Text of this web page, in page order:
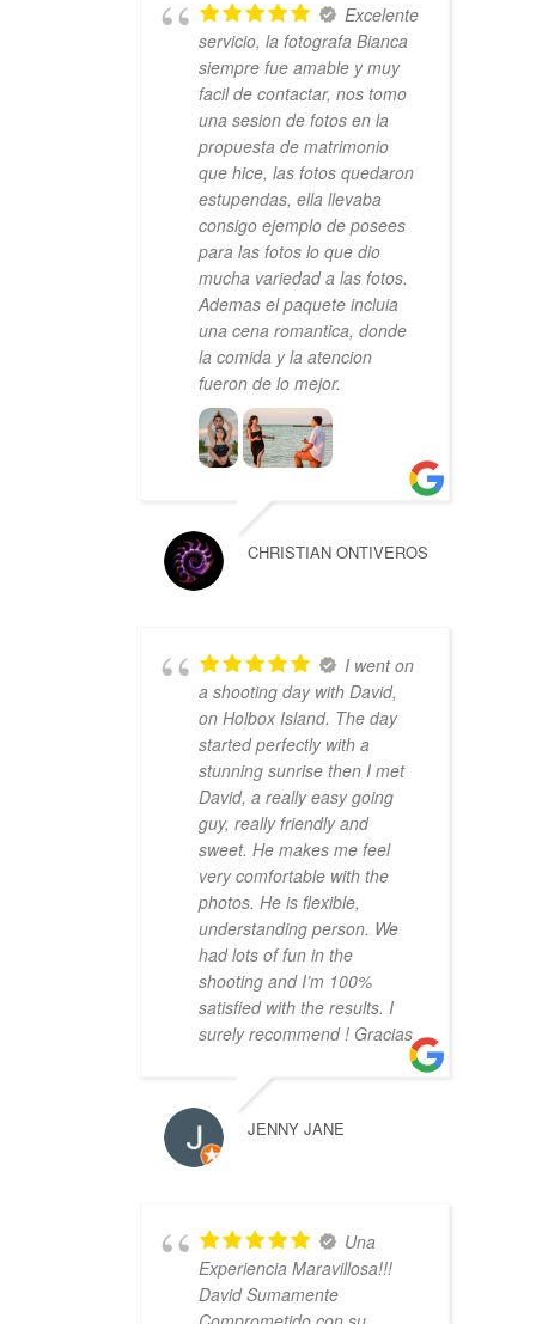
Excelente
servicio, la fotografa Bianca
siempre fue amable y muy
facil de contactar, nos tomo
una sesion de fotos en la
propuesta de matrimonio
que hice, las fotos quedaron
estupendas, ella llevaba
consigo ejemplo de posees
para las fotos lo que dio
mucha variedad a las fotos.
Ademas el paquete incluia
una cena romantica, donde
la comida y la atencion
fueron de lo mejor.
CHRISTIAN ONTIVEROS
I went on
a shooting day with David,
on Holbox Island. The day
started perfectly with a
stunning sunrise then I met
David, a really easy going
guy, really friendly and
sweet. He makes me feel
very comfortable with the
photos. He is flexible,
understanding person. We
had lots of fun in the
shooting and I’m 100%
satisfied with the results. I
surely recommend ! Gracias
JENNY JANE
Una
Experiencia Maravillosa!!!
David Sumamente